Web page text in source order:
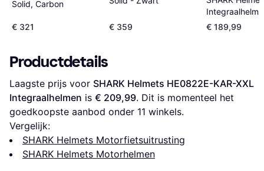
Solid, Carbon
€ 321 € 359
Integraalhelm
3 Streetrush -
Zwart/Blauw/
€ 189,99
Productdetails
Laagste prijs voor SHARK Helmets HE0822E-KAR-XXL
Integraalhelmen is € 209,99. Dit is momenteel het
goedkoopste aanbod onder 11 winkels.
Vergelijk:
SHARK Helmets Motorfietsuitrusting
SHARK Helmets Motorhelmen